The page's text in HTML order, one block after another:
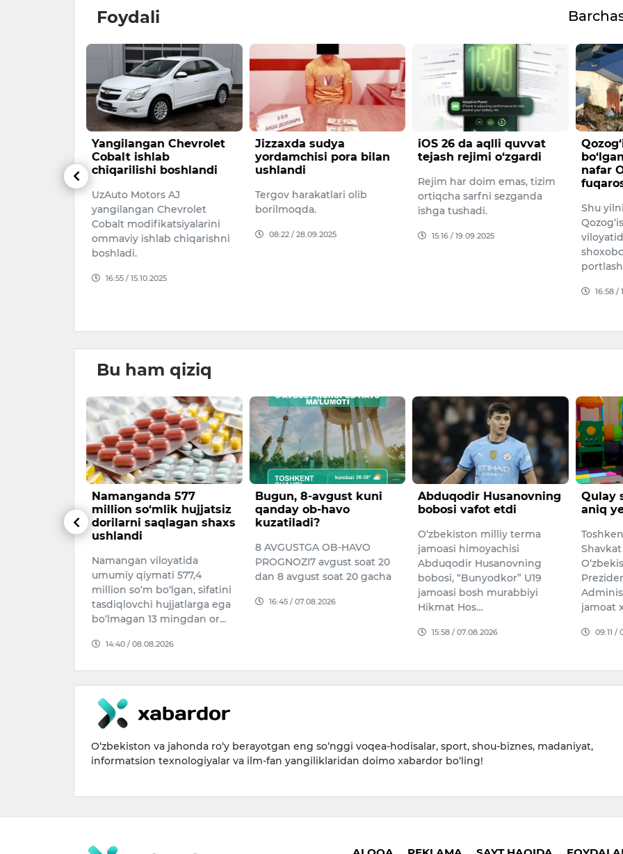
Foydali
Yangilangan Chevrolet
Cobalt ishlab
chiqarilishi boshlandi
UzAuto Motors AJ
yangilangan Chevrolet
Cobalt modifikatsiyalarini
ommaviy ishlab chiqarishni
boshladi.
16:55 / 15.10.2025
Jizzaxda sudya
yordamchisi pora bilan
ushlandi
Tergov harakatlari olib
borilmoqda.
08:22 / 28.09.2025
iOS 26 da aqlli quvvat
tejash rejimi o‘zgardi
Rejim har doim emas, tizim
ortiqcha sarfni sezganda
ishga tushadi.
15:16 / 19.09.2025
nafar
Shu
16:58 /
Bu ham qiziq
Namanganda 577
million so‘mlik hujjatsiz
dorilarni saqlagan shaxs
ushlandi
Namangan viloyatida
umumiy qiymati 577,4
million so‘m bo‘lgan, sifatini
tasdiqlovchi hujjatlarga ega
bo‘lmagan 13 mingdan or…
14:40 / 08.08.2026
Bugun, 8-avgust kuni
qanday ob-havo
kuzatiladi?
8 AVGUSTGA OB-HAVO
PROGNOZI7 avgust soat 20
dan 8 avgust soat 20 gacha
16:45 / 07.08.2026
Abduqodir Husanovning
bobosi vafot etdi
O‘zbekiston milliy terma
jamoasi himoyachisi
Abduqodir Husanovning
bobosi, “Bunyodkor” U19
jamoasi bosh murabbiyi
Hikmat Hos…
15:58 / 07.08.2026
Qulay
aniq
Shavkat
jamoat
09:11 /
O‘zbekiston va jahonda ro‘y berayotgan eng so‘nggi voqea-hodisalar, sport, shou-biznes, madaniyat,
informatsion texnologiyalar va ilm-fan yangiliklaridan doimo xabardor bo‘ling!